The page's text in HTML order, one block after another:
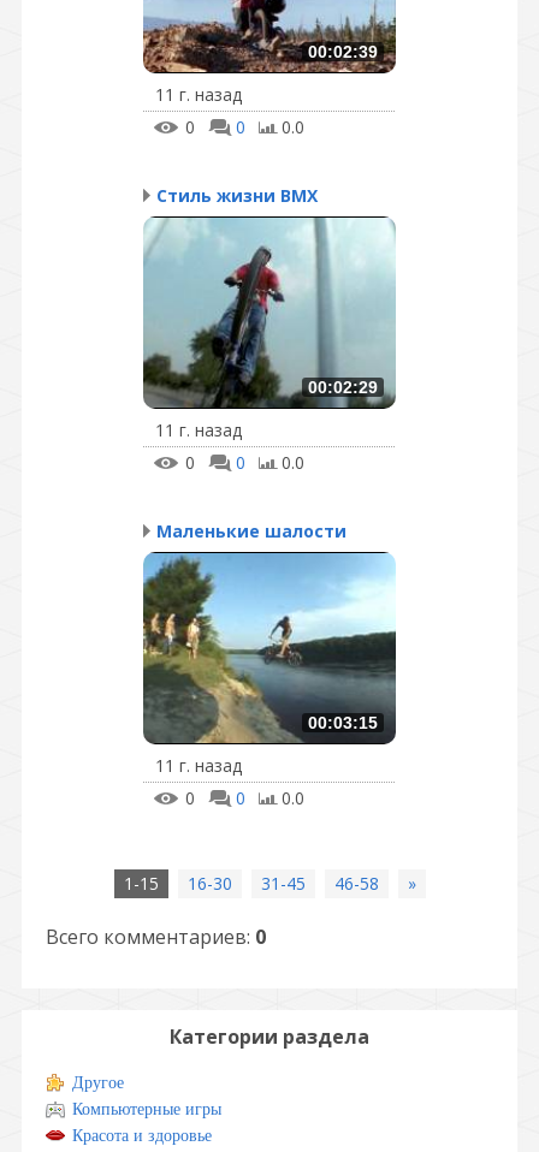
00:02:39
11 г. назад
0
0 0.0
Стиль жизни BMX
00:02:29
11 г. назад
0
0 0.0
Маленькие шалости
00:03:15
11 г. назад
0
0 0.0
1-15 16-30 31-45 46-58 »
Всего комментариев: 0
Категории раздела
Другое
Компьютерные игры
Красота и здоровье